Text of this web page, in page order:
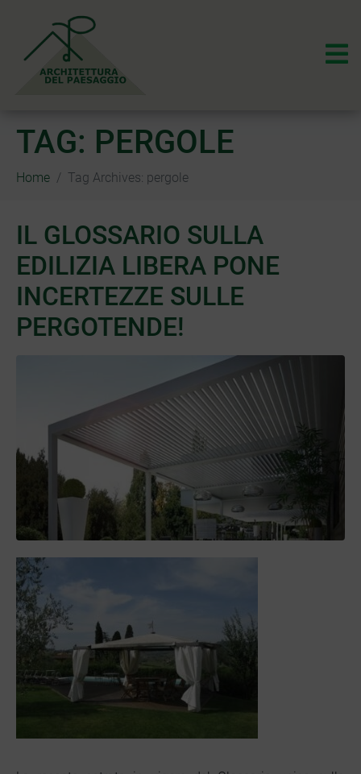
TAG: PERGOLE
Home Tag Archives: pergole
IL GLOSSARIO SULLA
EDILIZIA LIBERA PONE
INCERTEZZE SULLE
PERGOTENDE!